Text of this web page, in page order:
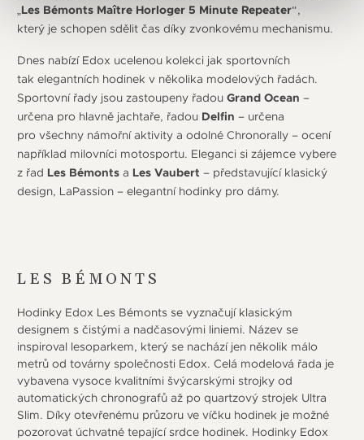
„Les Bémonts Maître Horloger 5 Minute Repeater“,
který je schopen sdělit čas díky zvonkovému mechanismu.
Dnes nabízí Edox ucelenou kolekci jak sportovních
tak elegantních hodinek v několika modelových řadách.
Sportovní řady jsou zastoupeny řadou Grand Ocean –
určena pro hlavně jachtaře, řadou Delfin – určena
pro všechny námořní aktivity a odolné Chronorally – ocení
například milovníci motosportu. Eleganci si zájemce vybere
z řad Les Bémonts a Les Vaubert – představující klasický
design, LaPassion – elegantní hodinky pro dámy.
LES BÉMONTS
Hodinky Edox Les Bémonts se vyznačují klasickým
designem s čistými a nadčasovými liniemi. Název se
inspiroval lesoparkem, který se nachází jen několik málo
metrů od továrny společnosti Edox. Celá modelová řada je
vybavena vysoce kvalitními švýcarskými strojky od
automatických chronografů až po quartzový strojek Ultra
Slim. Díky otevřenému průzoru ve víčku hodinek je možné
pozorovat úchvatné tepající srdce hodinek. Hodinky Edox